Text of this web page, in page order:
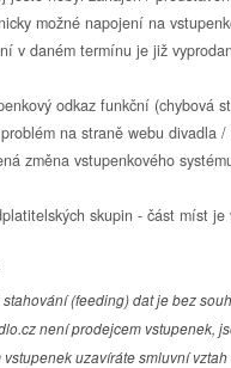
možné napojení na
v daném termínu je již
odkaz funkční (chybová
na straně webu divadla
změna vstupenkového
skupin - část míst
stahování (feeding) dat je bez
není prodejcem vstupenek,
uzavíráte smluvní